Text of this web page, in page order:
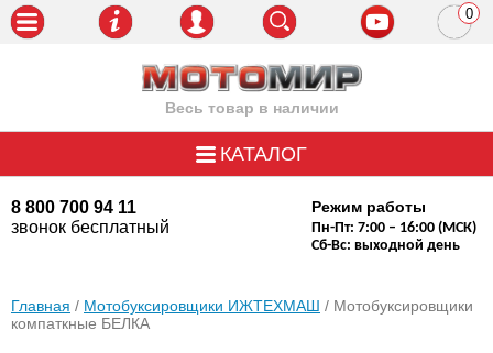
Весь товар в наличии
8 800 700 94 11
звонок бесплатный
Режим работы
Пн-Пт: 7:00 – 16:00 (МСК)
Сб-Вс: выходной день
0
КАТАЛОГ
Главная / Мотобуксировщики ИЖТЕХМАШ / Мотобуксировщики
компаткные БЕЛКА